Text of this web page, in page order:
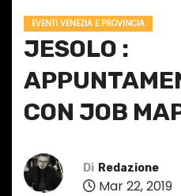
EVENTI VENEZIA E PROVINCIA
JESOLO :
CON JOB
Di Redazione
Mar 22, 2019